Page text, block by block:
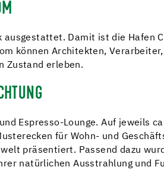
ausgestattet. Damit ist die Hafen
können Architekten,
Zustand erleben.
Espresso-Lounge. Auf jeweils
für Wohn- und
präsentiert. Passend dazu
natürlichen Ausstrahlung und